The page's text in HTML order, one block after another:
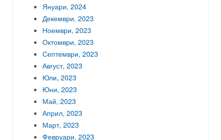
Януари, 2024
Декември, 2023
Ноември, 2023
Октомври, 2023
Септември, 2023
Август, 2023
Юли, 2023
Юни, 2023
Май, 2023
Април, 2023
Март, 2023
Февруари, 2023